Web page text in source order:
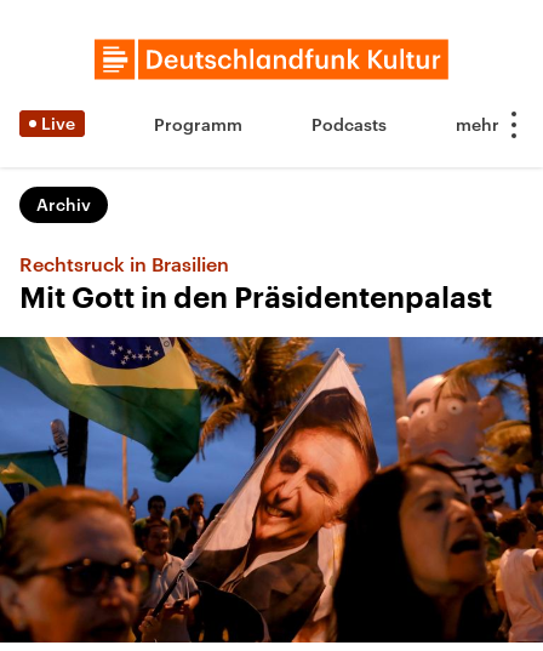
Live Programm Podcasts
Archiv
Rechtsruck in Brasilien
Mit Gott in den Präsidentenpalast